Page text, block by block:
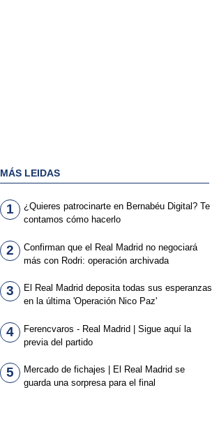
MÁS LEIDAS
1
¿Quieres patrocinarte en Bernabéu Digital? Te
contamos cómo hacerlo
2
Confirman que el Real Madrid no negociará
más con Rodri: operación archivada
3
El Real Madrid deposita todas sus esperanzas
en la última 'Operación Nico Paz'
4
Ferencvaros - Real Madrid | Sigue aquí la
previa del partido
5
Mercado de fichajes | El Real Madrid se
guarda una sorpresa para el final